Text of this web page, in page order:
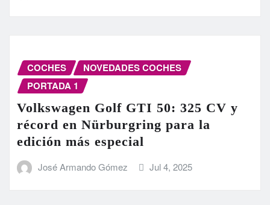
COCHES
NOVEDADES COCHES
PORTADA 1
Volkswagen Golf GTI 50: 325 CV y
récord en Nürburgring para la
edición más especial
José Armando Gómez Jul 4, 2025